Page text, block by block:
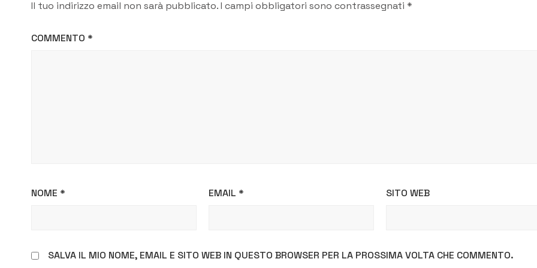
Il tuo indirizzo email non sarà pubblicato.I campi obbligatori sono contrassegnati *
COMMENTO *
NOME * EMAIL * SITO WEB
SALVA IL MIO NOME, EMAIL E SITO WEB IN QUESTO BROWSER PER LA PROSSIMA VOLTA CHE COMMENTO.